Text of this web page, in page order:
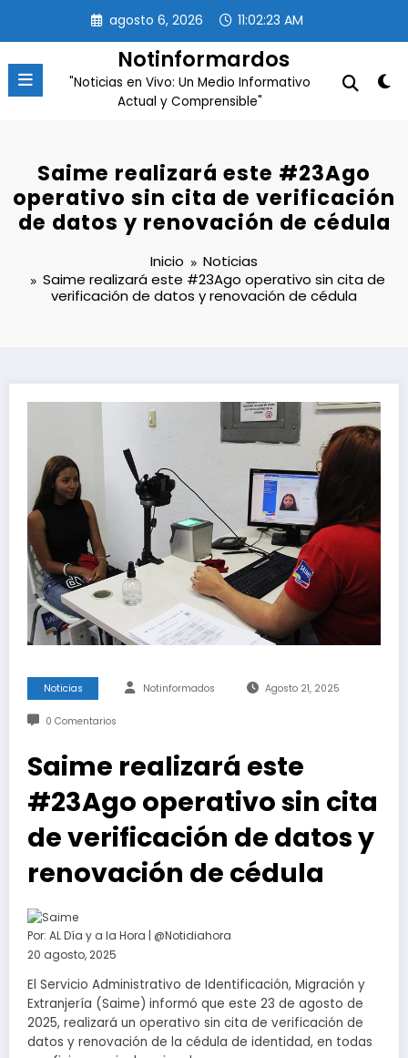
contenido
agosto 6, 2026 11:02:24 AM
Notinformardos
"Noticias en Vivo: Un Medio Informativo
Actual y Comprensible"
Saime realizará este #23Ago
operativo sin cita de verificación
de datos y renovación de cédula
Inicio
Noticias
Saime realizará este #23Ago operativo sin cita de
verificación de datos y renovación de cédula
Noticias Notinformados Agosto 21, 2025
0 Comentarios
Saime realizará este
#23Ago operativo sin cita
de verificación de datos y
renovación de cédula
Por: AL Día y a la Hora | @Notidiahora
20 agosto, 2025
El Servicio Administrativo de Identificación, Migración y
Extranjería (Saime) informó que este 23 de agosto de
2025, realizará un operativo sin cita de verificación de
datos y renovación de la cédula de identidad, en todas